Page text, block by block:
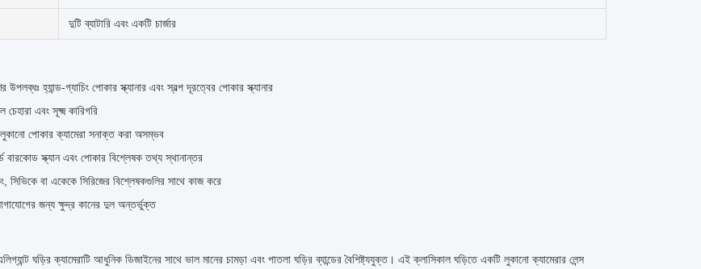
দুটি ব্যাটারি এবং একটি চার্জার
উপলব্ধঃ হ্যান্ড-গ্যাচিং পোকার স্ক্যানার এবং স্বল্প দূরত্বের পোকার স্ক্যানার
চেহারা এবং সূক্ষ্ম কারিগরি
পোকার ক্যামেরা সনাক্ত করা অসম্ভব
বারকোড স্ক্যান এবং পোকার বিশ্লেষক তথ্য স্থানান্তর
সিভিকে বা একেকে সিরিজের বিশ্লেষকগুলির সাথে কাজ করে
জন্য ক্ষুদ্র কানের দুল অন্তর্ভুক্ত
ঘড়ির ক্যামেরাটি আধুনিক ডিজাইনের সাথে ভাল মানের চামড়া এবং পাতলা ঘড়ির ব্যান্ডের বৈশিষ্ট্যযুক্ত। এই ক্লাসিকাল ঘড়িতে একটি লুকানো ক্যামেরার লেন্স